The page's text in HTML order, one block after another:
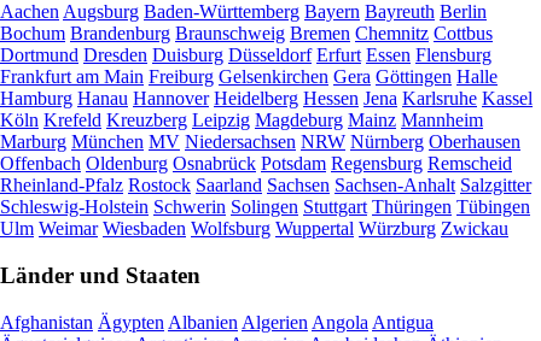
Aachen Augsburg Baden-Württemberg Bayern Bayreuth Berlin
Bochum Brandenburg Braunschweig Bremen Chemnitz Cottbus
Dortmund Dresden Duisburg Düsseldorf Erfurt Essen Flensburg
Frankfurt am Main Freiburg Gelsenkirchen Gera Göttingen Halle
Hamburg Hanau Hannover Heidelberg Hessen Jena Karlsruhe Kassel
Köln Krefeld Kreuzberg Leipzig Magdeburg Mainz Mannheim
Marburg München MV Niedersachsen NRW Nürnberg Oberhausen
Offenbach Oldenburg Osnabrück Potsdam Regensburg Remscheid
Rheinland-Pfalz Rostock Saarland Sachsen Sachsen-Anhalt Salzgitter
Schleswig-Holstein Schwerin Solingen Stuttgart Thüringen Tübingen
Ulm Weimar Wiesbaden Wolfsburg Wuppertal Würzburg Zwickau
Länder und Staaten
Afghanistan Ägypten Albanien Algerien Angola Antigua